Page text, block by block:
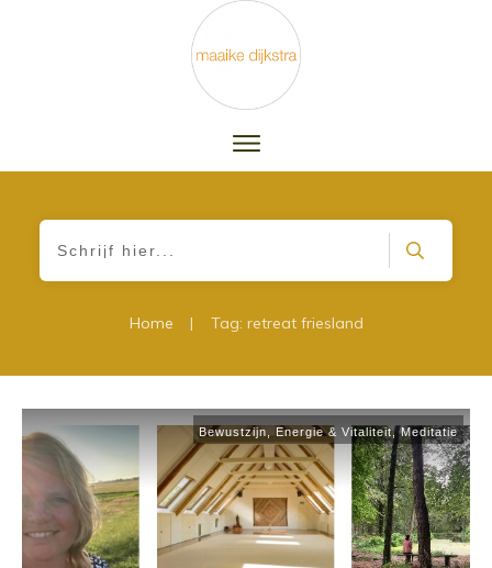
Home | Tag: retreat friesland
Bewustzijn Energie & Vitaliteit,Meditatie